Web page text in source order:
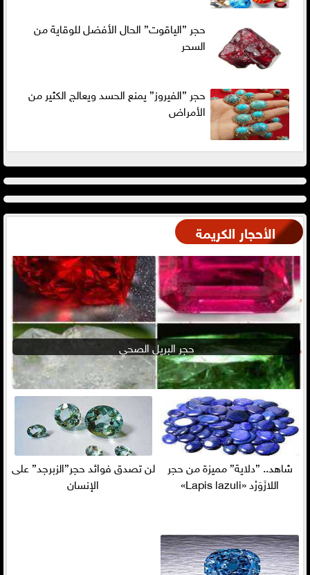
حجر ”الياقوت” الحال الأفضل للوقاية من
السحر
حجر ”الفيروز” يمنع الحسد ويعالج الكثير من
الأمراض
الأحجار الكريمة
حجر البريل الصحي
شاهد.. ”دلاية” مميزة من حجر
اللازَوَرْد «Lapis lazuli»
لن تصدق فوائد حجر”الزبرجد” على
الإنسان